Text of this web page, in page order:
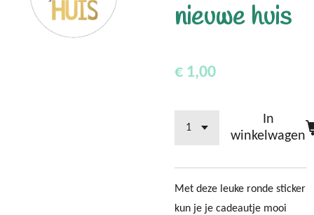
nieuwe huis
€ 1,00
In
winkelwagen
Met deze leuke ronde sticker
kun je je cadeautje mooi